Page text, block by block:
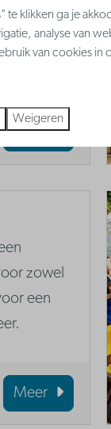
zelf
Meer
zowel
een
Meer
klikken ga je
analyse van
van cookies in
Weigeren